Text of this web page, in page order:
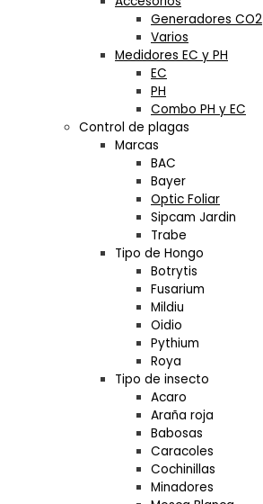
Generadores CO2
Varios
Medidores EC y PH
EC
PH
Combo PH y EC
Control de plagas
Marcas
BAC
Bayer
Optic Foliar
Sipcam Jardin
Trabe
Tipo de Hongo
Botrytis
Fusarium
Mildiu
Oidio
Pythium
Roya
Tipo de insecto
Acaro
Araña roja
Babosas
Caracoles
Cochinillas
Minadores